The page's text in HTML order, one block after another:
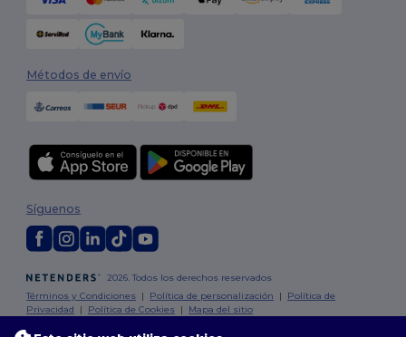
Métodos de envío
2026. Todos los derechos reservados
Términos y Condiciones | Política de personalización | Política de
Privacidad | Política de Cookies | Mapa del sitio
Síguenos